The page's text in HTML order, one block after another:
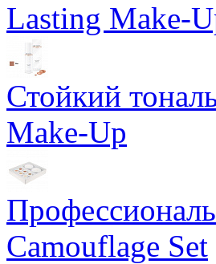
Lasting Make-
Стойкий
Make-Up
Camouflage Set